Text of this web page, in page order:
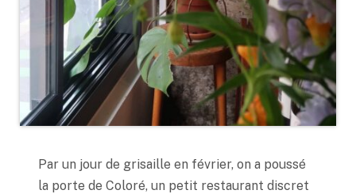
Par un jour de grisaille en février, on a poussé
la porte de Coloré, un petit restaurant discret